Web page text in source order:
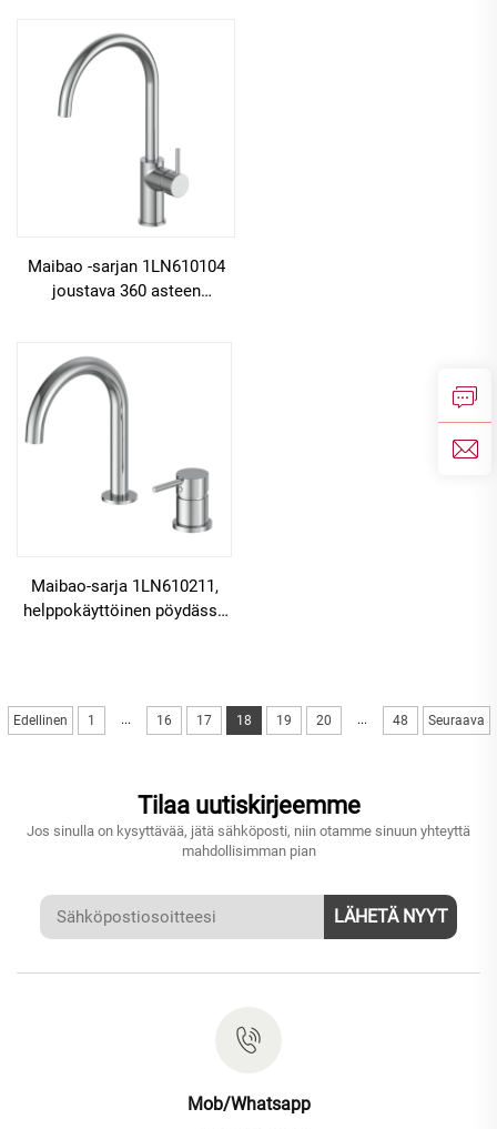
kylpyhuoneen pesukulman
hanakokoonpano
yksiputkiseen asennukseen,
Maibao -sarjan 1LN610104
joustava 360 asteen
keittiöhanakokoonpano
suihkuttimella ja
yksikäsitteisellä
säätökahvalla, harmaa
Maibao-sarja 1LN610211,
helppokäyttöinen pöydässä
pesualtaan
vedensekoittimen kromattu
Edellinen 1 ... 16 17 18 19 20 ... 48 Seuraava
Tilaa uutiskirjeemme
Jos sinulla on kysyttävää, jätä sähköposti, niin otamme sinuun yhteyttä
mahdollisimman pian
LÄHETÄ NYYT
Mob/Whatsapp